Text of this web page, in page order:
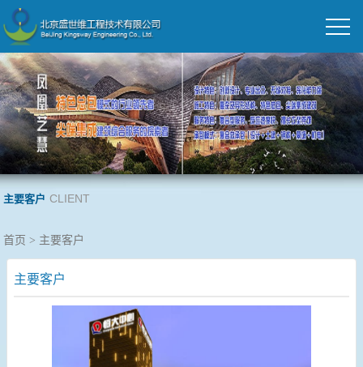
主要客户 CLIENT
首页 > 主要客户
主要客户